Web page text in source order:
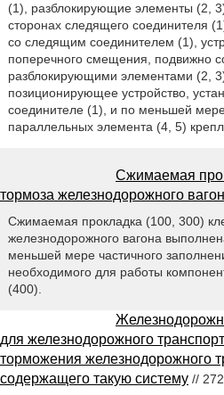
(1), разблокирующие элементы (2,
сторонах следящего соединителя
со следящим соединителем (1),
поперечного смещения, подвижно
разблокирующими элементами (2,
позиционирующее устройство,
соединителе (1), и по меньшей
параллельных элемента (4, 5)
Сжимаемая
тормоза железнодорожного
Сжимаемая прокладка (100, 300)
железнодорожного вагона
меньшей мере частичного
необходимого для работы
(400).
для железнодорожного
торможения железнодорожного
содержащего такую систему //